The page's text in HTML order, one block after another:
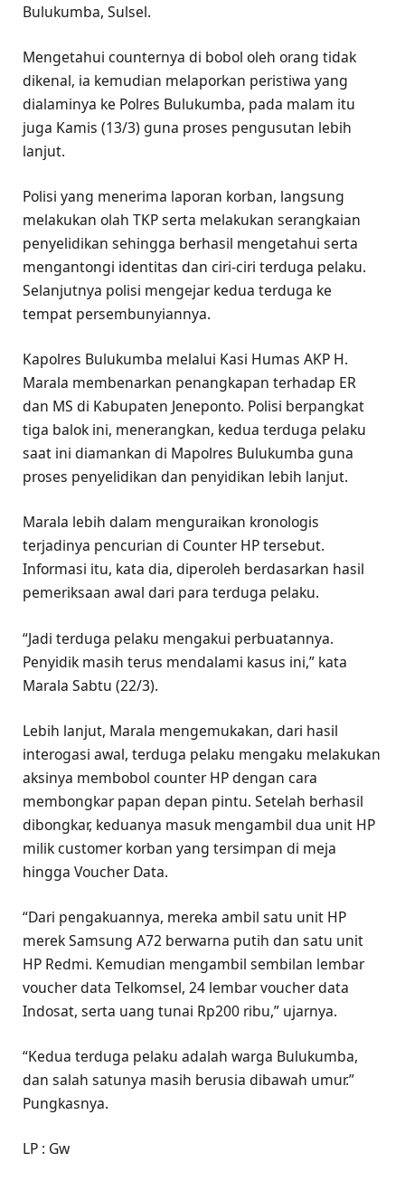
Bulukumba, Sulsel.
Mengetahui counternya di bobol oleh orang tidak
dikenal, ia kemudian melaporkan peristiwa yang
dialaminya ke Polres Bulukumba, pada malam itu
juga Kamis (13/3) guna proses pengusutan lebih
lanjut.
Polisi yang menerima laporan korban, langsung
melakukan olah TKP serta melakukan serangkaian
penyelidikan sehingga berhasil mengetahui serta
mengantongi identitas dan ciri-ciri terduga pelaku.
Selanjutnya polisi mengejar kedua terduga ke
tempat persembunyiannya.
Kapolres Bulukumba melalui Kasi Humas AKP H.
Marala membenarkan penangkapan terhadap ER
dan MS di Kabupaten Jeneponto. Polisi berpangkat
tiga balok ini, menerangkan, kedua terduga pelaku
saat ini diamankan di Mapolres Bulukumba guna
proses penyelidikan dan penyidikan lebih lanjut.
Marala lebih dalam menguraikan kronologis
terjadinya pencurian di Counter HP tersebut.
Informasi itu, kata dia, diperoleh berdasarkan hasil
pemeriksaan awal dari para terduga pelaku.
“Jadi terduga pelaku mengakui perbuatannya.
Penyidik masih terus mendalami kasus ini,” kata
Marala Sabtu (22/3).
Lebih lanjut, Marala mengemukakan, dari hasil
interogasi awal, terduga pelaku mengaku melakukan
aksinya membobol counter HP dengan cara
membongkar papan depan pintu. Setelah berhasil
dibongkar, keduanya masuk mengambil dua unit HP
milik customer korban yang tersimpan di meja
hingga Voucher Data.
“Dari pengakuannya, mereka ambil satu unit HP
merek Samsung A72 berwarna putih dan satu unit
HP Redmi. Kemudian mengambil sembilan lembar
voucher data Telkomsel, 24 lembar voucher data
Indosat, serta uang tunai Rp200 ribu,” ujarnya.
“Kedua terduga pelaku adalah warga Bulukumba,
dan salah satunya masih berusia dibawah umur.”
Pungkasnya.
LP : Gw